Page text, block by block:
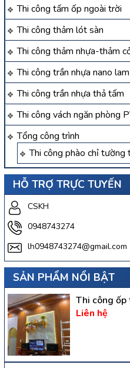
Thi công tấm ốp ngoài trời
Thi công thảm lót sàn
Thi công thảm nhựa-thảm
Thi công trần nhựa nano
Thi công trần nhựa thả tấm
Thi công vách ngăn phòng
Tổng công trình
Thi công phào chỉ tường
HỖ TRỢ TRỰC TUYẾN
CSKH
0948743274
lh0948743274@gmail.com
SẢN PHẨM NỔI BẬT
Thi công ốp
Liên hệ